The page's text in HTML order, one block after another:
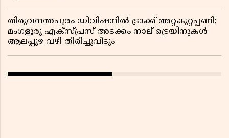
തിരുവനന്തപുരം ഡിവിഷനിൽ ട്രാക്ക് അറ്റകുറ്റപ്പണി;
മംഗളൂരു എക്സ്പ്രസ് അടക്കം നാല് ട്രെയിനുകൾ
ആലപ്പുഴ വഴി തിരിച്ചുവിടും